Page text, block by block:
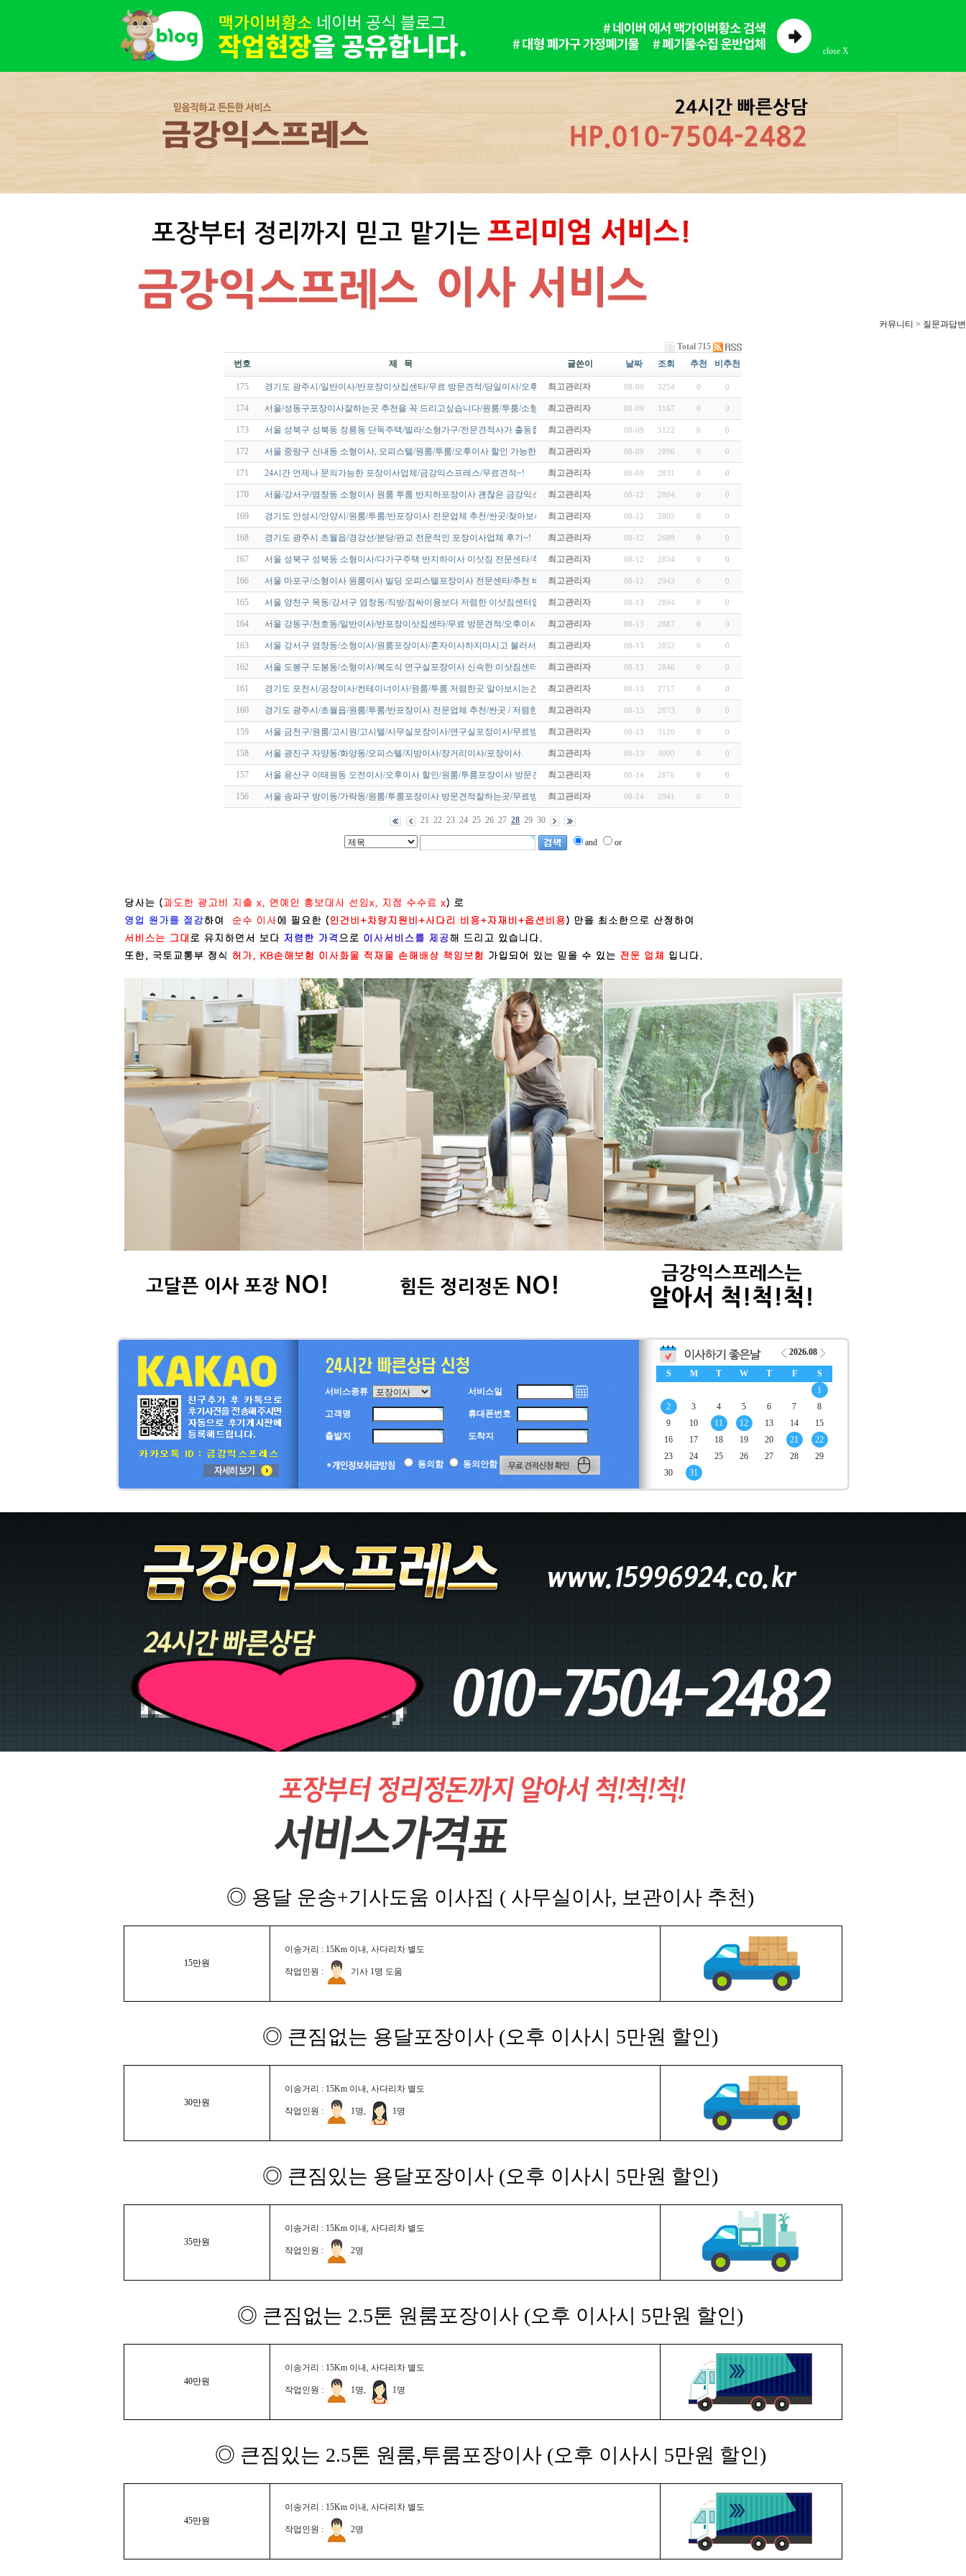
close X
커뮤니티 > 질문과답변
Total 715
번호
제 목 글쓴이 날짜 조회 추천 비추천
175 경기도 광주시/일반이사/반포장이삿집센타/무료 방문견적/당일이사/오후이사~!/무조건…
최고관리자 08-09 3254 0 0
174 서울/성동구포장이사잘하는곳 추천을 꼭 드리고싶습니다/원룸/투룸/소형이사이삿짐센…
최고관리자 08-09 3167 0 0
173 서울 성북구 성북동 정릉동 단독주택/빌라/소형가구/전문견적사가 출동합니다.최고관리자 08-09 3122 0 0
172 서울 중랑구 신내동 소형이사, 오피스텔/원룸/투룸/오후이사 할인 가능한 업체~!최고관리자 08-09 2896 0 0
171 24시간 언제나 문의가능한 포장이사업체/금강익스프레스/무료견적~! 최고관리자 08-09 2831 0 0
170 서울/강서구/염창동 소형이사 원룸 투룸 반지하포장이사 괜찮은 금강익스프레스~!
최고관리자 08-12 2804 0 0
169 경기도 안성시/안양시/원룸/투룸/반포장이사 전문업체 추천/싼곳/찾아보세요~!최고관리자 08-12 2805 0 0
168 경기도 광주시 초월읍/경강선/분당/판교 전문적인 포장이사업체 후기~! 최고관리자 08-12 2689 0 0
167 서울 성북구 성북동 소형이사/다가구주택 반지하이사 이삿짐 전문센타/추천 비용 싼곳…
최고관리자 08-12 2834 0 0
166 서울 마포구/소형이사 원룸이사 빌딩 오피스텔포장이사 전문센타/추천 비용 싼곳 추천…
최고관리자 08-12 2943 0 0
165 서울 양천구 목동/강서구 염창동/직방/짐싸이용보다 저렴한 이삿짐센터입니다/보관이…
최고관리자 08-13 2894 0 0
164 서울 강동구/천호동/일반이사/반포장이삿집센타/무료 방문견적/오후이사는 가격이 다…
최고관리자 08-13 2887 0 0
163 서울 강서구 염창동/소형이사/원룸포장이사/혼자이사하지마시고 불러서 편하게이사하…
최고관리자 08-13 2852 0 0
162 서울 도봉구 도봉동/소형이사/복도식 연구실포장이사 신속한 이삿짐센터 확실한업체
최고관리자 08-13 2846 0 0
161 경기도 포천시/공장이사/컨테이너이사/원룸/투룸 저렴한곳 알아보시는건 어떠신가요~?
최고관리자 08-13 2717 0 0
160 경기도 광주시/초월읍/원룸/투룸/반포장이사 전문업체 추천/싼곳 / 저렴한 가격에 해…
최고관리자 08-13 2873 0 0
159 서울 금천구/원룸/고시원/고시텔/사무실포장이사/연구실포장이사/무료방문견적~!
최고관리자 08-13 3120 0 0
158 서울 광진구 자양동/화양동/오피스텔/지방이사/장거리이사/포장이사. 최고관리자 08-13 3000 0 0
157 서울 용산구 이태원동 오전이사/오후이사 할인/원룸/투룸포장이사 방문견적잘하는곳/…
최고관리자 08-14 2876 0 0
156 서울 송파구 방이동/가락동/원룸/투룸포장이사 방문견적잘하는곳/무료방문 가능한업체…
최고관리자 08-14 2941 0 0
21 22 23 24 25 26 27 28 29 30
and or
서비스종류 서비스일
고객명 휴대폰번호
출발지 도착지
동의함 동의안함
2026.08
S M T W T F
S
1
2
3 4 5 6 7
8
9
10 11 12 13 14
15
16
17 18 19 20 21
22
23
24 25 26 27 28
29
30
31
◎ 용달 운송+기사도움 이사집 ( 사무실이사, 보관이사 추천)
15만원
이송거리 : 15Km 이내, 사다리차 별도
작업인원 : 기사 1명 도움
◎ 큰짐없는 용달포장이사 (오후 이사시 5만원 할인)
30만원
이송거리 : 15Km 이내, 사다리차 별도
작업인원 : 1명, 1명
◎ 큰짐있는 용달포장이사 (오후 이사시 5만원 할인)
35만원
이송거리 : 15Km 이내, 사다리차 별도
작업인원 : 2명
◎ 큰짐없는 2.5톤 원룸포장이사 (오후 이사시 5만원 할인)
40만원
이송거리 : 15Km 이내, 사다리차 별도
작업인원 : 1명, 1명
◎ 큰짐있는 2.5톤 원룸,투룸포장이사 (오후 이사시 5만원 할인)
45만원
이송거리 : 15Km 이내, 사다리차 별도
작업인원 : 2명